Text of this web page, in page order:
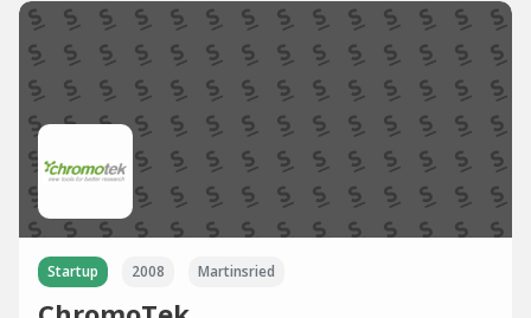
Startup 2008 Martinsried